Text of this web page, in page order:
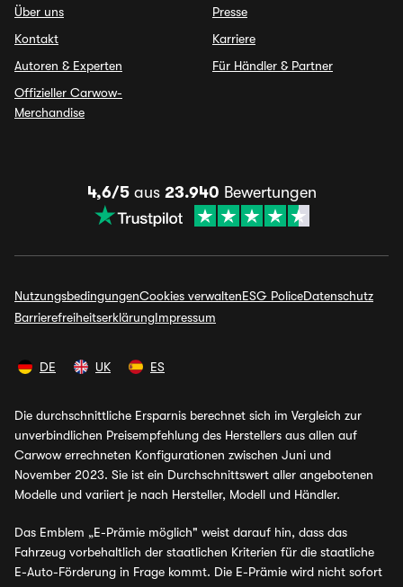
Über uns
Kontakt
Autoren & Experten
Offizieller Carwow-
Merchandise
Presse
Karriere
Für Händler & Partner
4,6/5aus 23.940 Bewertungen
NutzungsbedingungenCookies verwaltenESG PoliceDatenschutz
BarrierefreiheitserklärungImpressum
DE UK ES
Die durchschnittliche Ersparnis berechnet sich im Vergleich zur
unverbindlichen Preisempfehlung des Herstellers aus allen auf
Carwow errechneten Konfigurationen zwischen Juni und
November 2023. Sie ist ein Durchschnittswert aller angebotenen
Modelle und variiert je nach Hersteller, Modell und Händler.
Das Emblem „E-Prämie möglich" weist darauf hin, dass das
Fahrzeug vorbehaltlich der staatlichen Kriterien für die staatliche
E-Auto-Förderung in Frage kommt. Die E-Prämie wird nicht sofort